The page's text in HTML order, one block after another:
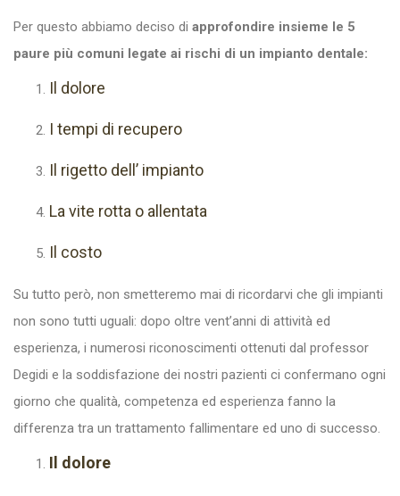
Per questo abbiamo deciso di approfondire insieme le 5
paure più comuni legate ai rischi di un impianto dentale:
Il dolore
I tempi di recupero
Il rigetto dell’ impianto
La vite rotta o allentata
Il costo
Su tutto però, non smetteremo mai di ricordarvi che gli impianti
non sono tutti uguali: dopo oltre vent’anni di attività ed
esperienza, i numerosi riconoscimenti ottenuti dal professor
Degidi e la soddisfazione dei nostri pazienti ci confermano ogni
giorno che qualità, competenza ed esperienza fanno la
differenza tra un trattamento fallimentare ed uno di successo.
Il dolore